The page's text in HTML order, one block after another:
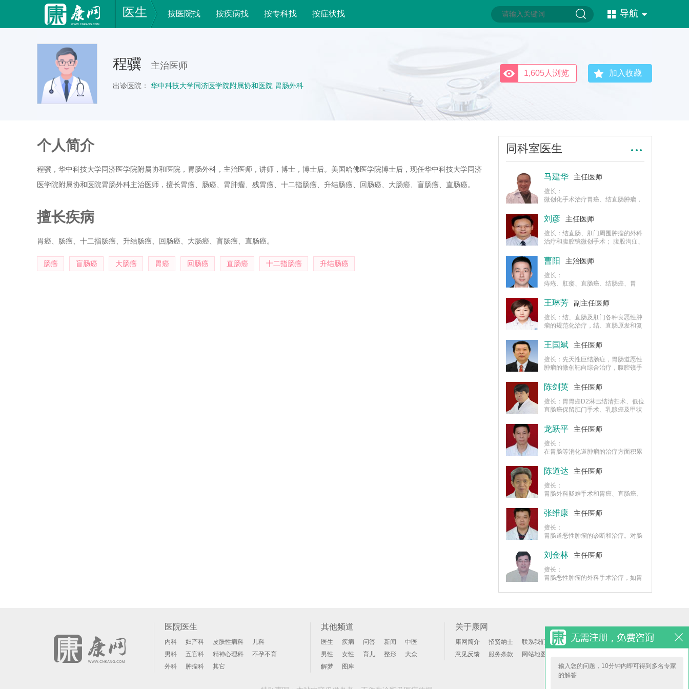
医生 按医院找 按疾病找 按专科找 按症状找 导航
程骥 主治医师
出诊医院： 华中科技大学同济医学院附属协和医院 胃肠外科
加入收藏
1,605人浏览
个人简介
程骥，华中科技大学同济医学院附属协和医院，胃肠外科，主治医师，讲师，博士，博士后。美国哈佛医学院博士后，现任华中科技大学同济
医学院附属协和医院胃肠外科主治医师，擅长胃癌、肠癌、胃肿瘤、残胃癌、十二指肠癌、升结肠癌、回肠癌、大肠癌、盲肠癌、直肠癌。
擅长疾病
胃癌、肠癌、十二指肠癌、升结肠癌、回肠癌、大肠癌、盲肠癌、直肠癌。
肠癌 盲肠癌 大肠癌 胃癌 回肠癌 直肠癌 十二指肠癌 升结肠癌
同科室医生
马建华 主任医师
擅长：
微创化手术治疗胃癌、结直肠肿瘤，
手术。首创重度混合痔伴直肠脱垂根
治微创手术方式-Dr.MA PPHplus。
刘彦 主任医师
擅长：结直肠、肛门周围肿瘤的外科
治疗和腹腔镜微创手术； 腹股沟疝、
疮、肛瘘、肛周脓肿、便秘的外科治
疗，尤其擅长低位直肠癌微创保肛手
术。
曹阳 主治医师
擅长：
痔疮、肛瘘、直肠癌、结肠癌、胃
指肠胃反流、应激性胃溃疡、急性胃
炎、升级肠癌。
王琳芳 副主任医师
擅长：结、直肠及肛门各种良恶性肿
瘤的规范化治疗，结、直肠原发和复
直肠癌多种方式保肛手术；混合痔的
微创PPH手术；重度直肠黏膜脱垂、
复杂性肛瘘等微创伤治疗；便血的外
科诊疗；各种外科原因导致的顽固性
切口疝、造口旁疝的修补手术。
王国斌 主任医师
擅长：先天性巨结肠症，胃肠道恶性
肿瘤的微创靶向综合治疗，腹腔镜手
陈剑英 主任医师
擅长：胃胃癌D2淋巴结清扫术、低位
直肠癌保留肛门手术、乳腺癌及甲状
良性疾病的外科治疗、肝脏门静脉高
压外科治疗，腹外疝外科治疗.对严重
脱垂性内痔的手术治疗；慢性顽固性
便秘、溃疡性结肠炎、直肠脱垂及复
验。
龙跃平 主任医师
擅长：
在胃肠等消化道肿瘤的治疗方面积累
癌，顽固性便秘，腹膜后肿瘤，反流
性食管炎，顽固性便秘等疾患的治疗
也颇有心得。
陈道达 主任医师
擅长：
胃肠外科疑难手术和胃癌、直肠癌、
根治术、肠癌手术方面有独到的治疗
特色，创立新的胃肠手术法，在胃、
肠的诊断与手术方面有很深的造诣。
张维康 主任医师
擅长：
胃肠道恶性肿瘤的诊断和治疗。对肠
的治疗取得良好的效果。特别在胃肠
道恶性肿瘤的诊断和治疗方面具有丰
富临床经验。
刘金林 主任医师
擅长：
胃肠恶性肿瘤的外科手术治疗，如胃
胃肠及直肠恶性间质肉瘤等。
医院医生
内科 妇产科 皮肤性病科
儿科
男科
五官科 精神心理科
不孕不育
外科
肿瘤科 其它
其他频道
医生 疾病 问答 新闻
中医
男性
女性 育儿 整形
大众
解梦
图库
关于康网
康网简介 招贤纳士
联系我们
意见反馈
服务条款 网站地图